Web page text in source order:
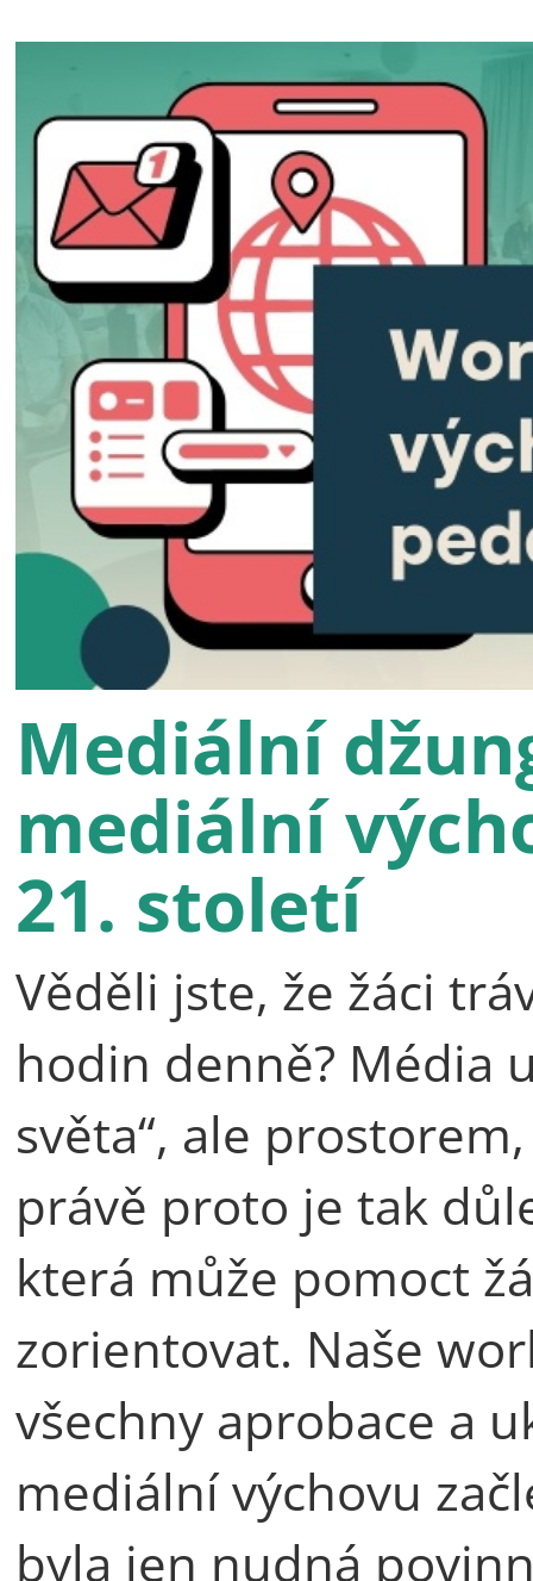
Mediální
mediální
21. století
Věděli jste, že žáci
hodin denně? Média
světa“, ale
právě proto je tak
která může pomoct
zorientovat. Naše
všechny aprobace a
mediální výchovu
byla jen nudná